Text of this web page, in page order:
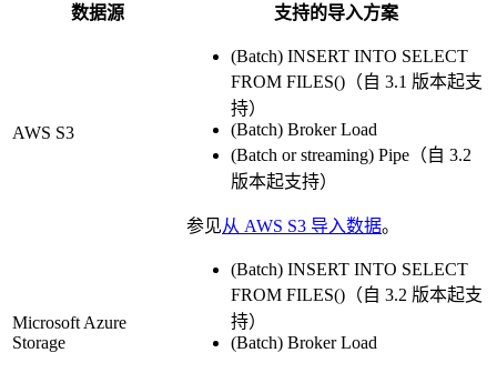
数据源 支持的导入方案
AWS S3
(Batch) INSERT INTO SELECT
FROM FILES()（自 3.1 版本起支
持）
(Batch) Broker Load
(Batch or streaming) Pipe（自 3.2
版本起支持）
参见从 AWS S3 导入数据。
Microsoft Azure
Storage
(Batch) INSERT INTO SELECT
FROM FILES()（自 3.2 版本起支
持）
(Batch) Broker Load